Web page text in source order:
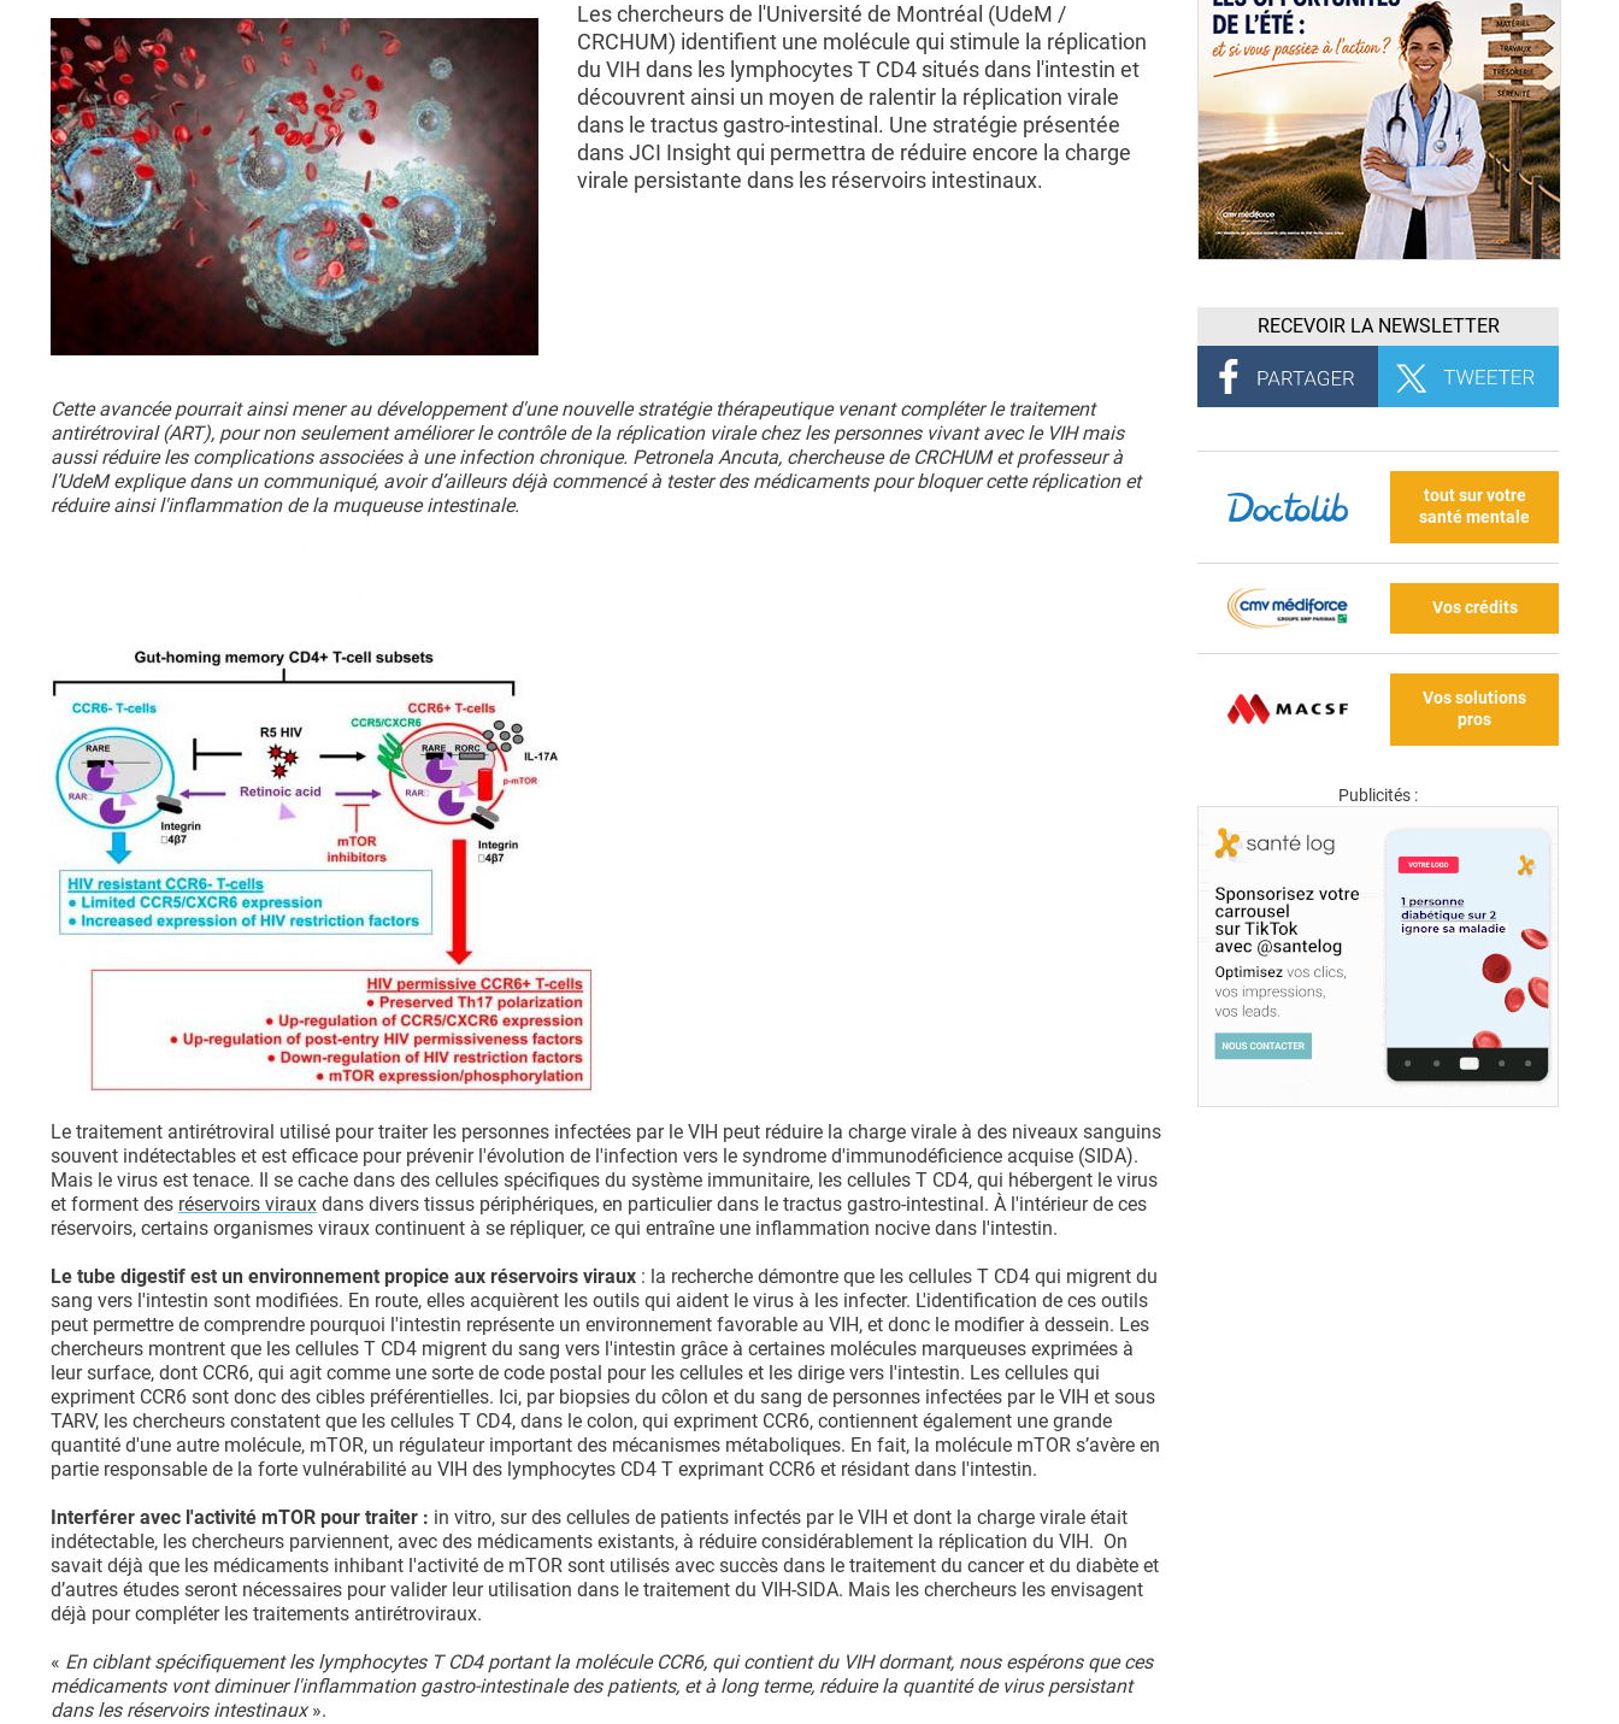
Les chercheurs de l'Université de Montréal (UdeM /
CRCHUM) identifient une molécule qui stimule la réplication
du VIH dans les lymphocytes T CD4 situés dans l'intestin et
découvrent ainsi un moyen de ralentir la réplication virale
dans le tractus gastro-intestinal. Une stratégie présentée
dans JCI Insight qui permettra de réduire encore la charge
virale persistante dans les réservoirs intestinaux.
Cette avancée pourrait ainsi mener au développement d'une nouvelle stratégie thérapeutique venant compléter le traitement
antirétroviral (ART), pour non seulement améliorer le contrôle de la réplication virale chez les personnes vivant avec le VIH mais
aussi réduire les complications associées à une infection chronique. Petronela Ancuta, chercheuse de CRCHUM et professeur à
l’UdeM explique dans un communiqué, avoir d’ailleurs déjà commencé à tester des médicaments pour bloquer cette réplication et
réduire ainsi l'inflammation de la muqueuse intestinale.
Le traitement antirétroviral utilisé pour traiter les personnes infectées par le VIH peut réduire la charge virale à des niveaux sanguins
souvent indétectables et est efficace pour prévenir l'évolution de l'infection vers le syndrome d'immunodéficience acquise (SIDA).
Mais le virus est tenace. Il se cache dans des cellules spécifiques du système immunitaire, les cellules T CD4, qui hébergent le virus
et forment des réservoirs viraux dans divers tissus périphériques, en particulier dans le tractus gastro-intestinal. À l'intérieur de ces
réservoirs, certains organismes viraux continuent à se répliquer, ce qui entraîne une inflammation nocive dans l'intestin.
Le tube digestif est un environnement propice aux réservoirs viraux : la recherche démontre que les cellules T CD4 qui migrent du
sang vers l'intestin sont modifiées. En route, elles acquièrent les outils qui aident le virus à les infecter. L'identification de ces outils
peut permettre de comprendre pourquoi l'intestin représente un environnement favorable au VIH, et donc le modifier à dessein. Les
chercheurs montrent que les cellules T CD4 migrent du sang vers l'intestin grâce à certaines molécules marqueuses exprimées à
leur surface, dont CCR6, qui agit comme une sorte de code postal pour les cellules et les dirige vers l'intestin. Les cellules qui
expriment CCR6 sont donc des cibles préférentielles. Ici, par biopsies du côlon et du sang de personnes infectées par le VIH et sous
TARV, les chercheurs constatent que les cellules T CD4, dans le colon, qui expriment CCR6, contiennent également une grande
quantité d'une autre molécule, mTOR, un régulateur important des mécanismes métaboliques. En fait, la molécule mTOR s’avère en
partie responsable de la forte vulnérabilité au VIH des lymphocytes CD4 T exprimant CCR6 et résidant dans l'intestin.
Interférer avec l'activité mTOR pour traiter : in vitro, sur des cellules de patients infectés par le VIH et dont la charge virale était
indétectable, les chercheurs parviennent, avec des médicaments existants, à réduire considérablement la réplication du VIH. On
savait déjà que les médicaments inhibant l'activité de mTOR sont utilisés avec succès dans le traitement du cancer et du diabète et
d’autres études seront nécessaires pour valider leur utilisation dans le traitement du VIH-SIDA. Mais les chercheurs les envisagent
déjà pour compléter les traitements antirétroviraux.
« En ciblant spécifiquement les lymphocytes T CD4 portant la molécule CCR6, qui contient du VIH dormant, nous espérons que ces
médicaments vont diminuer l'inflammation gastro-intestinale des patients, et à long terme, réduire la quantité de virus persistant
dans les réservoirs intestinaux».
RECEVOIR LA NEWSLETTER
tout sur votre
santé mentale
Vos crédits
Vos solutions
pros
Publicités :